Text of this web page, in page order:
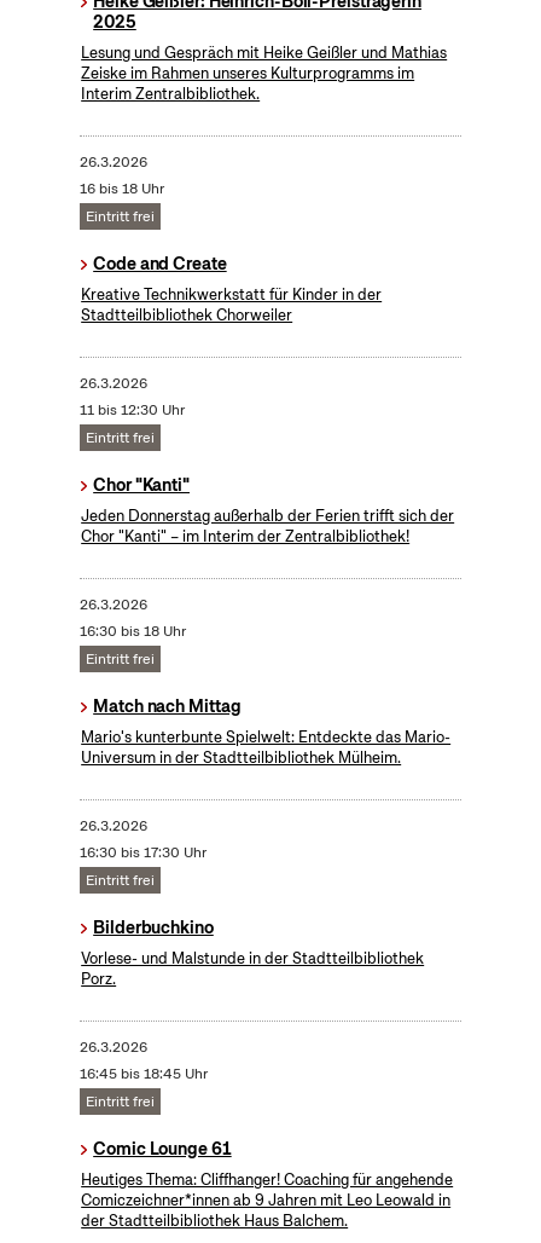
2025
Lesung und Gespräch mit Heike Geißler und Mathias
Zeiske im Rahmen unseres Kulturprogramms im
Interim Zentralbibliothek.
26.3.2026
16 bis 18 Uhr
Eintritt frei
Code and Create
Kreative Technikwerkstatt für Kinder in der
Stadtteilbibliothek Chorweiler
26.3.2026
11 bis 12:30 Uhr
Eintritt frei
Chor "Kanti"
Jeden Donnerstag außerhalb der Ferien trifft sich der
Chor "Kanti" – im Interim der Zentralbibliothek!
26.3.2026
16:30 bis 18 Uhr
Eintritt frei
Match nach Mittag
Mario's kunterbunte Spielwelt: Entdeckte das Mario-
Universum in der Stadtteilbibliothek Mülheim.
26.3.2026
16:30 bis 17:30 Uhr
Eintritt frei
Bilderbuchkino
Vorlese- und Malstunde in der Stadtteilbibliothek
Porz.
26.3.2026
16:45 bis 18:45 Uhr
Eintritt frei
Comic Lounge 61
Heutiges Thema: Cliffhanger! Coaching für angehende
Comiczeichner*innen ab 9 Jahren mit Leo Leowald in
der Stadtteilbibliothek Haus Balchem.